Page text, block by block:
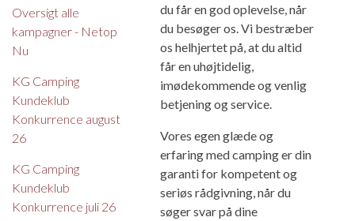
Oversigt alle
kampagner - Netop
Nu
KG Camping
Kundeklub
Konkurrence august
26
KG Camping
Kundeklub
Konkurrence juli 26
du får en god oplevelse, når
du besøger os. Vi bestræber
os helhjertet på, at du altid
får en uhøjtidelig,
imødekommende og venlig
betjening og service.
Vores egen glæde og
erfaring med camping er din
garanti for kompetent og
seriøs rådgivning, når du
søger svar på dine